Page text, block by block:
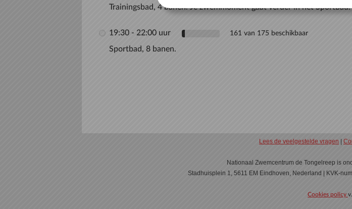
Trainingsbad, 4 banen. Je zwemmoment gaat verder in het Sportbad.
19:30 - 22:00 uur 161 van 175 beschikbaar
Sportbad, 8 banen.
Lees de veelgestelde vragen
Nationaal Zwemcentrum de Tongelreep is
Stadhuisplein 1, 5611 EM Eindhoven, Nederland | KVK-
Cookies policy